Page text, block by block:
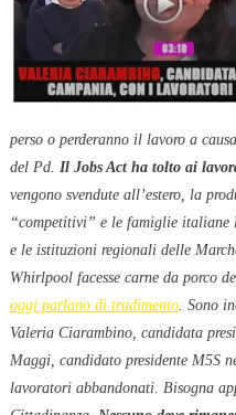
perso o perderanno il lavoro a
del Pd. Il Jobs Act ha tolto ai
vengono svendute all’estero, la
“competitivi” e le famiglie
e le istituzioni regionali delle
Whirlpool facesse carne da porco
oggi parlano di tradimento. Sono
Valeria Ciarambino, candidata
Maggi, candidato presidente M5S
lavoratori abbandonati. Bisogna